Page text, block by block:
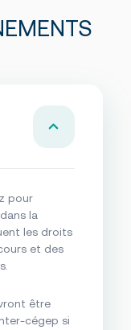
pour
la
les droits
et des
être
cégep si